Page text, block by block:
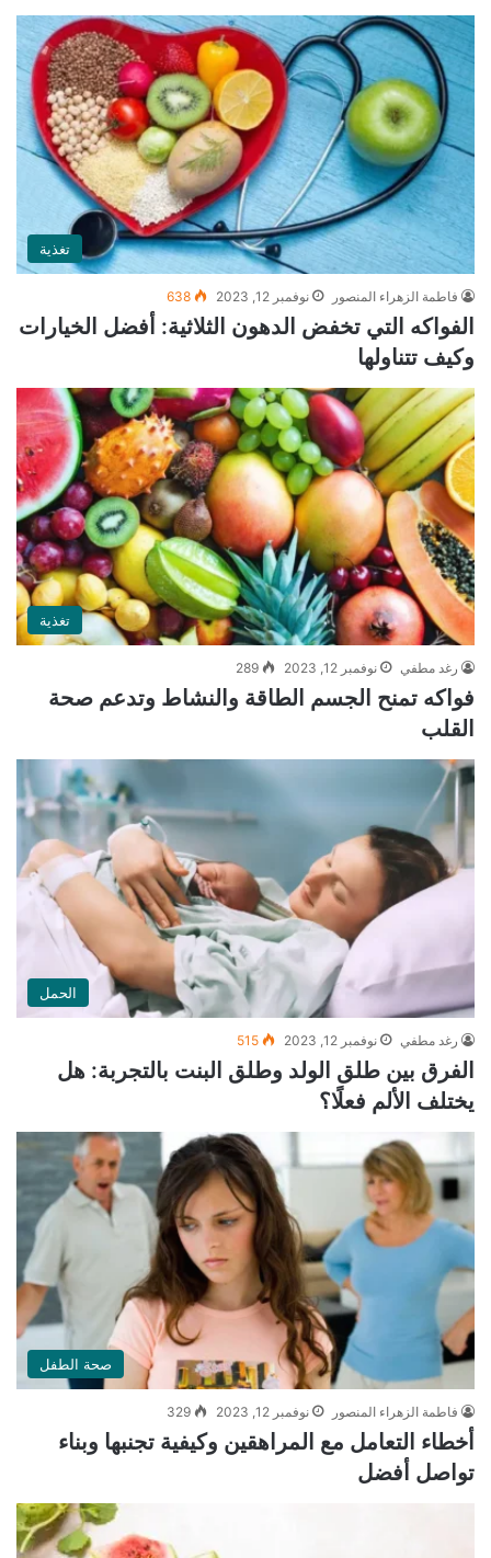
تغذية
فاطمة الزهراء المنصور نوفمبر 12, 2023 638
الفواكه التي تخفض الدهون الثلاثية: أفضل الخيارات
وكيف تتناولها
تغذية
رغد مطفي نوفمبر 12, 2023 289
فواكه تمنح الجسم الطاقة والنشاط وتدعم صحة
القلب
الحمل
رغد مطفي نوفمبر 12, 2023 515
الفرق بين طلق الولد وطلق البنت بالتجربة: هل
يختلف الألم فعلًا؟
صحة الطفل
فاطمة الزهراء المنصور نوفمبر 12, 2023 329
أخطاء التعامل مع المراهقين وكيفية تجنبها وبناء
تواصل أفضل